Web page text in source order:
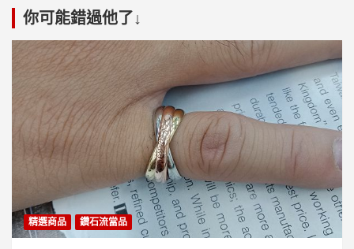
你可能錯過他了↓
精選商品 鑽石流當品